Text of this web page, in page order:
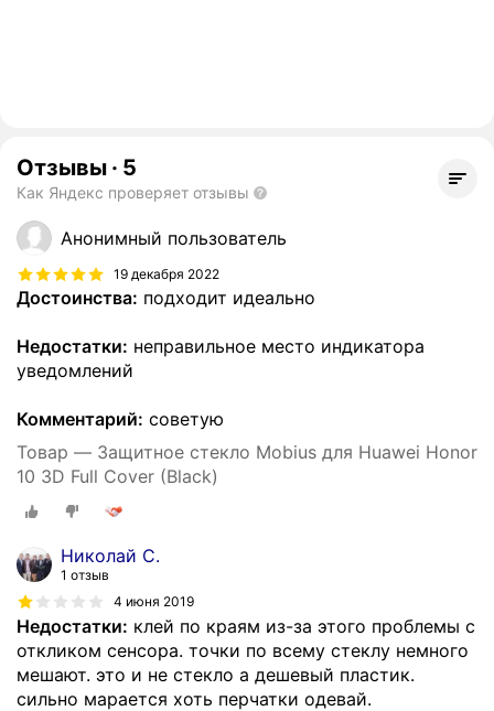
Отзывы · 5
Как Яндекс проверяет отзывы
Анонимный пользователь
19 декабря 2022
Достоинства: подходит идеально
Недостатки: неправильное место индикатора
уведомлений
Комментарий: советую
Товар — Защитное стекло Mobius для Huawei Honor
10 3D Full Cover (Black)
Николай С.
1 отзыв
4 июня 2019
Недостатки: клей по краям из-за этого проблемы с
откликом сенсора. точки по всему стеклу немного
мешают. это и не стекло а дешевый пластик.
сильно марается хоть перчатки одевай.